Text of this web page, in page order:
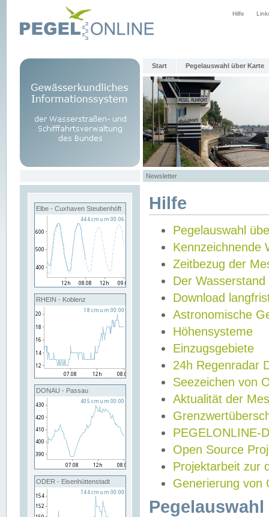
Hilfe
Start Pegelauswahl über Karte
Newsletter
Elbe - Cuxhaven Steubenhöft
RHEIN - Koblenz
DONAU - Passau
ODER - Eisenhüttenstadt
Hilfe
Pegelauswahl
Kennzeichnende
Zeitbezug der
Der Wasserstand
Download
Astronomische
Höhensysteme
Einzugsgebiete
24h Regenradar
Seezeichen von
Aktualität der
PEGELONLINE-
Open Source
Projektarbeit zur
Generierung von